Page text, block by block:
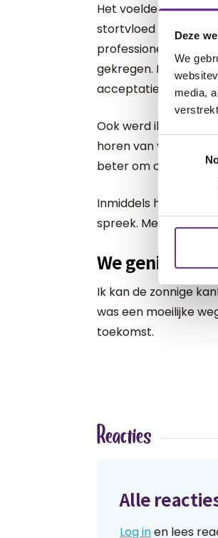
Deze
We
media,
Het voelde alsof alle
stortvloed
professionele hulp
gekregen. Er werd
acceptatieproces en
Ook werd ik
horen van verhalen
beter om contact te
Inmiddels heb ik
spreek. Met Fay
We genieten
Ik kan de zonnige
was een moeilijke
toekomst.
Reacties
Alle
Log inen lees